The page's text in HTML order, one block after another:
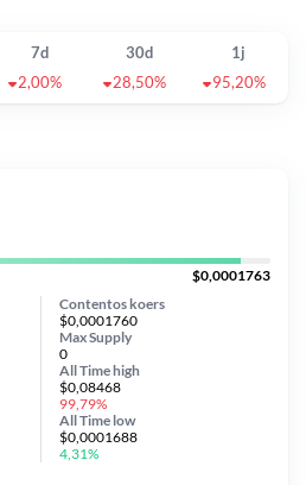
7d 30d
1j
2,00% 28,50% 95,20%
$0,0001763
Contentos koers
$0,0001760
Max Supply
0
All Timehigh
$0,08468
99,79%
All Time low
$0,0001688
4,31%